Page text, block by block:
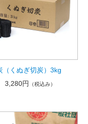
（くぬぎ切炭）3kg
3,280円
（税込み）